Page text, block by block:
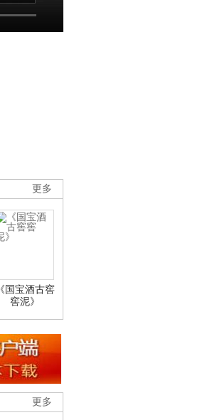
更多
《国宝酒古窖
窖泥》
更多